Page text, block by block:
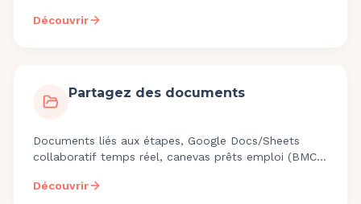
Découvrir
Partagez des documents
Documents liés aux étapes, Google Docs/Sheets
collaboratif temps réel, canevas prêts emploi (BMC,
Découvrir